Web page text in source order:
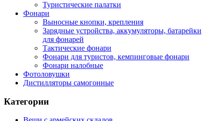
Туристические палатки
Фонари
Выносные кнопки, крепления
Зарядные устройства, аккумуляторы, батарейки
для фонарей
Тактические фонари
Фонари для туристов, кемпинговые фонари
Фонари налобные
Фотоловушки
Дистилляторы самогонные
Категории